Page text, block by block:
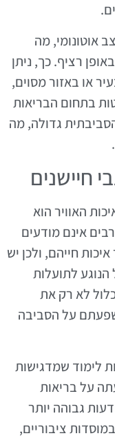
אוטונומי, מה
רציף. כך, ניתן
או באזור מסוים,
בתחום הבריאות
גדולה, מה
חיישנים
האוויר הוא
אינם מודעים
חייהם, ולכן יש
לתועלות
לא רק את
על הסביבה
לימוד שמדגישות
על בריאות
גבוהה יותר
ציבוריים,